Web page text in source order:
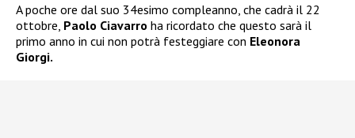
A poche ore dal suo 34esimo compleanno, che cadrà il 22
ottobre, Paolo Ciavarro ha ricordato che questo sarà il
primo anno in cui non potrà festeggiare con Eleonora
Giorgi.